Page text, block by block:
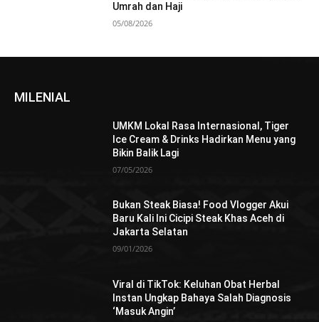
Umrah dan Haji
05/08/2026
MILENIAL
UMKM Lokal Rasa Internasional, Tiger
Ice Cream & Drinks Hadirkan Menu yang
Bikin Balik Lagi
07/05/2026
Bukan Steak Biasa! Food Vlogger Akui
Baru Kali Ini Cicipi Steak Khas Aceh di
Jakarta Selatan
09/01/2026
Viral di TikTok: Keluhan Obat Herbal
Instan Ungkap Bahaya Salah Diagnosis
‘Masuk Angin’